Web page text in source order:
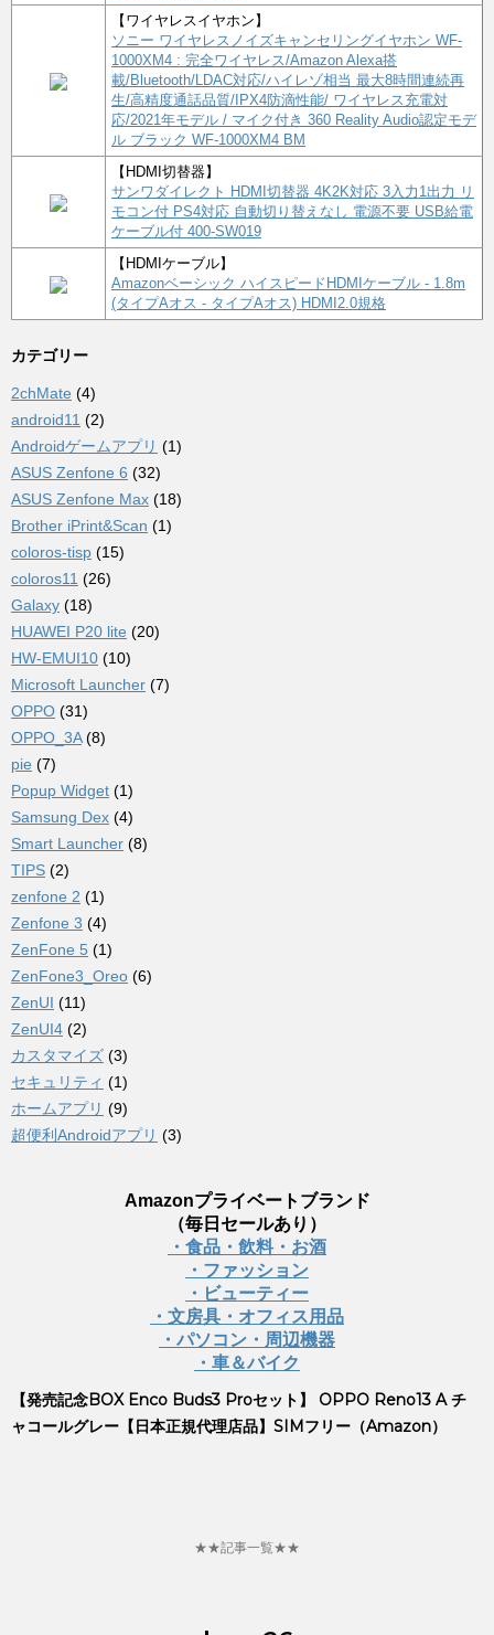
【ワイヤレスイヤホン】
ソニー ワイヤレスノイズキャンセリングイヤホン WF-
1000XM4 : 完全ワイヤレス/Amazon Alexa搭
載/Bluetooth/LDAC対応/ハイレゾ相当 最大8時間連続再
生/高精度通話品質/IPX4防滴性能/ ワイヤレス充電対
応/2021年モデル / マイク付き 360 Reality Audio認定モデ
ル ブラック WF-1000XM4 BM
【HDMI切替器】
サンワダイレクト HDMI切替器 4K2K対応 3入力1出力 リ
モコン付 PS4対応 自動切り替えなし 電源不要 USB給電
ケーブル付 400-SW019
【HDMIケーブル】
Amazonベーシック ハイスピードHDMIケーブル - 1.8m
(タイプAオス - タイプAオス) HDMI2.0規格
カテゴリー
2chMate (4)
android11 (2)
Androidゲームアプリ (1)
ASUS Zenfone 6 (32)
ASUS Zenfone Max (18)
Brother iPrint&Scan (1)
coloros-tisp (15)
coloros11 (26)
Galaxy (18)
HUAWEI P20 lite (20)
HW-EMUI10 (10)
Microsoft Launcher (7)
OPPO (31)
OPPO_3A(8)
pie (7)
Popup Widget (1)
Samsung Dex (4)
Smart Launcher (8)
TIPS (2)
zenfone 2 (1)
Zenfone 3 (4)
ZenFone 5 (1)
ZenFone3_Oreo (6)
ZenUI (11)
ZenUI4 (2)
カスタマイズ (3)
セキュリティ (1)
ホームアプリ (9)
超便利Androidアプリ (3)
Amazonプライベートブランド
（毎日セールあり）
・食品・飲料・お酒
・ファッション
・ビューティー
・文房具・オフィス用品
・パソコン・周辺機器
・車＆バイク
【発売記念BOX Enco Buds3 Proセット】 OPPO Reno13 A チ
ャコールグレー【日本正規代理店品】SIMフリー（Amazon）
★★記事一覧★★